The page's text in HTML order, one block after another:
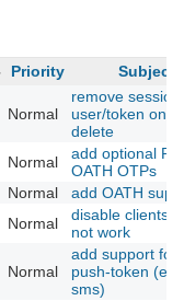
Priority Subject
Normal
remove
user/token on
delete
Normal
add optional
OATH OTPs
Normal
add OATH
Normal
disable clients
not work
Normal
add support for
push-token (e.g.
sms)